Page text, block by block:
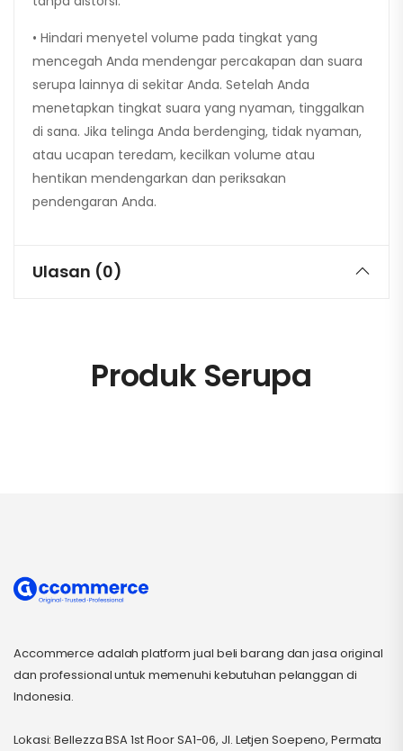
• Hindari menyetel volume pada tingkat yang
mencegah Anda mendengar percakapan dan suara
serupa lainnya di sekitar Anda. Setelah Anda
menetapkan tingkat suara yang nyaman, tinggalkan
di sana. Jika telinga Anda berdenging, tidak nyaman,
atau ucapan teredam, kecilkan volume atau
hentikan mendengarkan dan periksakan
pendengaran Anda.
Ulasan (0)
Produk Serupa
Accommerce adalah platform jual beli barang dan jasa original
dan professional untuk memenuhi kebutuhan pelanggan di
Indonesia.
Lokasi: Bellezza BSA 1st Floor SA1-06, Jl. Letjen Soepeno, Permata